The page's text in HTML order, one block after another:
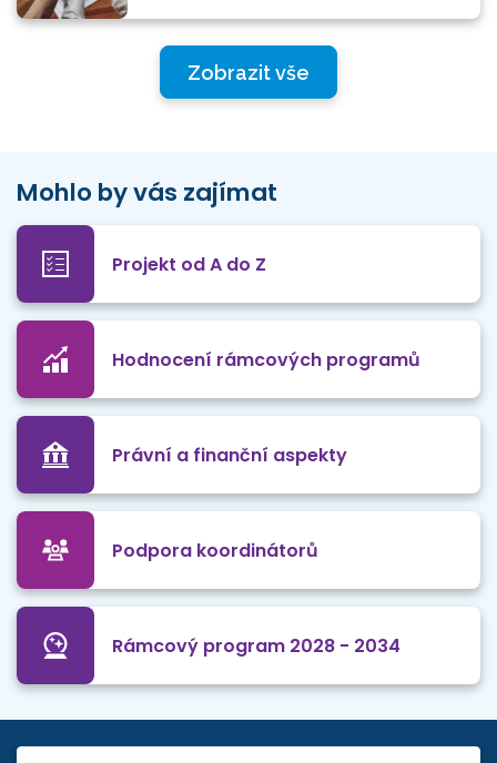
Zobrazit vše
Mohlo by vás zajímat
Projekt od A do Z
Hodnocení rámcových programů
Právní a finanční aspekty
Podpora koordinátorů
Rámcový program 2028 - 2034